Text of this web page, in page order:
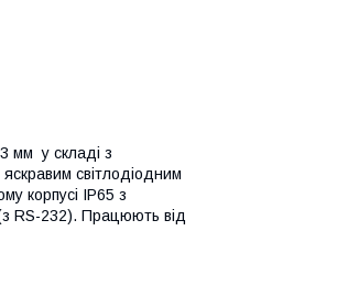
мм у складі з
світлодіодним
корпусі IP65 з
RS-232). Працюють від